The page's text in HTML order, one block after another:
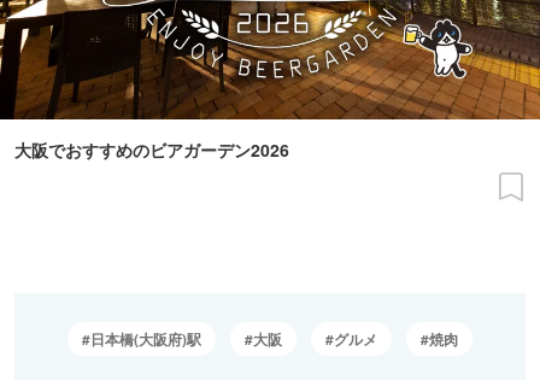
大阪でおすすめのビアガーデン2026
日本橋(大阪府)駅 大阪 グルメ 焼肉